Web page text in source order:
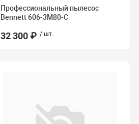
Профессиональный пылесос
Bennett 606-3M80-C
32 300 ₽ / шт.